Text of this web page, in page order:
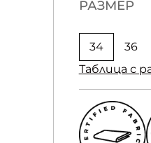
РАЗМЕР
34
36
Таблица с